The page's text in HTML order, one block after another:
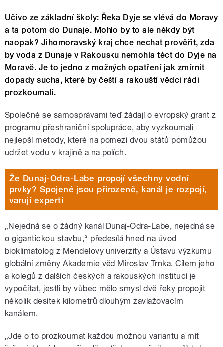
Učivo ze základní školy: Řeka Dyje se vlévá do Moravy
a ta potom do Dunaje. Mohlo by to ale někdy být
naopak? Jihomoravský kraj chce nechat prověřit, zda
by voda z Dunaje v Rakousku nemohla téct do Dyje na
Moravě. Je to jedno z možných opatření jak zmírnit
dopady sucha, které by čeští a rakouští vědci rádi
prozkoumali.
Společně se samosprávami teď žádají o evropský grant z
programu přeshraniční spolupráce, aby vyzkoumali
nejlepší metody, které na pomezí dvou států pomůžou
udržet vodu v krajině a na polích.
Že Dunaj-Odra-Labe propojí všechny vodní
prvky? Spojené jsou přirozeně, kanál je rozpojí,
varují experti
„Nejedná se o žádný kanál Dunaj-Odra-Labe, nejedná se
o gigantickou stavbu,“ předesílá hned na úvod
bioklimatolog z Mendelovy univerzity a Ústavu výzkumu
globální změny Akademie věd Miroslav Trnka. Cílem jeho
a kolegů z dalších českých a rakouských institucí je
vypočítat, jestli by vůbec mělo smysl dvě řeky propojit
několik desítek kilometrů dlouhým zavlažovacím
kanálem.
„Jde o to prozkoumat každou možnou variantu a mít